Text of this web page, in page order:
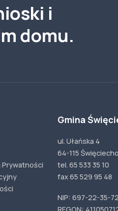
i
domu.
Prywatności
Gmina
ul. Ułańska 4
64-115
tel. 65 533 35 10
fax 65 529 95 48
NIP: 697-22-35-